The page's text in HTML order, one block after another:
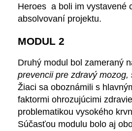
Heroes a boli im vystavené
absolvovaní projektu.
MODUL 2
Druhý modul bol zameraný
prevencii pre zdravý mozog,
Žiaci sa oboznámili s
faktormi ohrozujúcimi
problematikou vysokého
Súčasťou modulu bolo aj